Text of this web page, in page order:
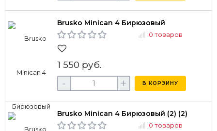
Brusko Minican 4 Бирюзовый
0 товаров
1 550 руб.
- + В КОРЗИНУ
Brusko Minican 4 Бирюзовый (2) (2)
0 товаров